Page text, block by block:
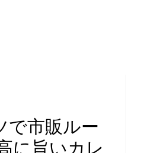
で市販ルー
に旨いカレ